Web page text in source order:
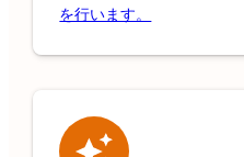
を行います。